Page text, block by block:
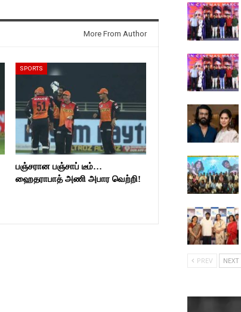
More From Author
SPORTS
பஞ்சரான பஞ்சாப் டீம்…
ஹைதராபாத் அணி அபார வெற்றி!
PREV NEXT